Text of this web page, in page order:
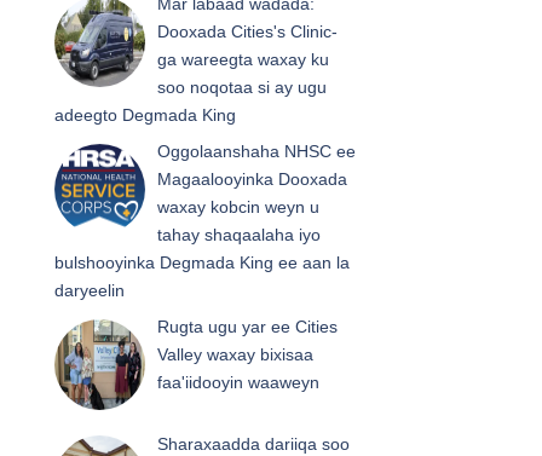
Mar labaad wadada:
Dooxada Cities's Clinic-
ga wareegta waxay ku
soo noqotaa si ay ugu
adeegto Degmada King
Oggolaanshaha NHSC ee
Magaalooyinka Dooxada
waxay kobcin weyn u
tahay shaqaalaha iyo
bulshooyinka Degmada King ee aan la
daryeelin
Rugta ugu yar ee Cities
Valley waxay bixisaa
faa'iidooyin waaweyn
Sharaxaadda dariiqa soo